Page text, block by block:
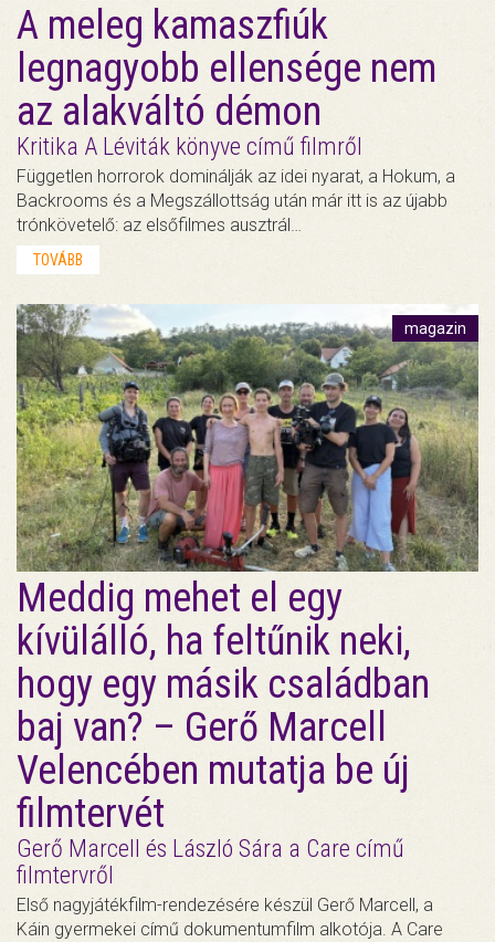
A meleg kamaszfiúk
legnagyobb ellensége nem
az alakváltó démon
Kritika A Léviták könyve című filmről
Független horrorok dominálják az idei nyarat, a Hokum, a
Backrooms és a Megszállottság után már itt is az újabb
trónkövetelő: az elsőfilmes ausztrál…
TOVÁBB
magazin
Meddig mehet el egy
kívülálló, ha feltűnik neki,
hogy egy másik családban
baj van? – Gerő Marcell
Velencében mutatja be új
filmtervét
Gerő Marcell és László Sára a Care című
filmtervről
Első nagyjátékfilm-rendezésére készül Gerő Marcell, a
Káin gyermekei című dokumentumfilm alkotója. A Care